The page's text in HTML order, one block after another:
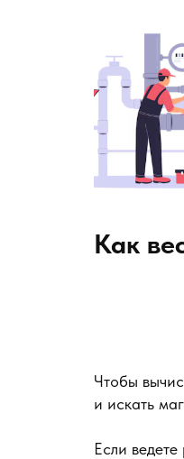
Как
Чтобы
и искать
Если